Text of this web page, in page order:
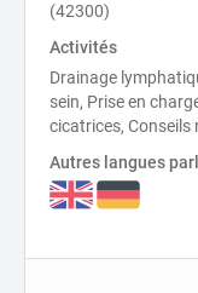
(42300)
Activités
Drainage
sein, Prise en
cicatrices,
Autres langues